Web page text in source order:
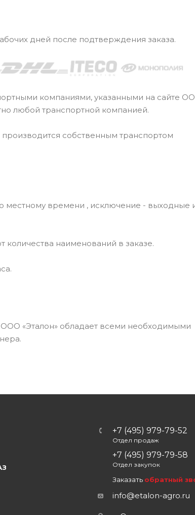
дней после подтверждения заказа.
компаниями, указанными на сайте
любой транспортной компанией.
собственным транспортом
местному времени , исключение - выходные
количества наименований в заказе.
ООО «Эталон» обладает всеми необходимыми
+7 (495) 979-79-52
Отдел продаж
+7 (495) 979-79-58
Отдел закупок
Заказать обратный
info@etalon-agro.ru